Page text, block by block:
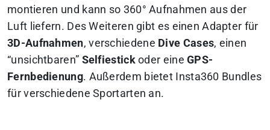
montieren und kann so 360° Aufnahmen aus der
Luft liefern. Des Weiteren gibt es einen Adapter für
3D-Aufnahmen, verschiedene Dive Cases, einen
“unsichtbaren” Selfiestickoder eineGPS-
Fernbedienung. Außerdem bietet Insta360 Bundles
für verschiedene Sportarten an.